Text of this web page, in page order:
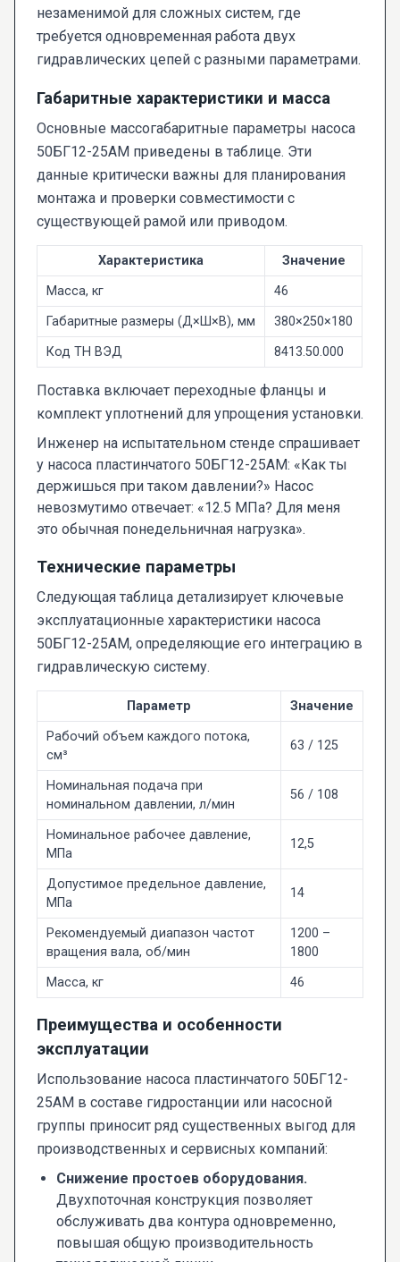
незаменимой для сложных систем, где
требуется одновременная работа двух
гидравлических цепей с разными параметрами.
Габаритные характеристики и масса
Основные массогабаритные параметры насоса
50БГ12-25АМ приведены в таблице. Эти
данные критически важны для планирования
монтажа и проверки совместимости с
существующей рамой или приводом.
Характеристика
Значение
Масса, кг
46
Габаритные размеры (Д×Ш×В), мм
380×250×180
Код ТН ВЭД
8413.50.000
Поставка включает переходные фланцы и
комплект уплотнений для упрощения установки.
Инженер на испытательном стенде спрашивает
у насоса пластинчатого 50БГ12-25АМ: «Как ты
держишься при таком давлении?» Насос
невозмутимо отвечает: «12.5 МПа? Для меня
это обычная понедельничная нагрузка».
Технические параметры
Следующая таблица детализирует ключевые
эксплуатационные характеристики насоса
50БГ12-25АМ, определяющие его интеграцию в
гидравлическую систему.
Параметр
Значение
Рабочий объем каждого потока,
см³
63 / 125
Номинальная подача при
номинальном давлении, л/мин
56 / 108
Номинальное рабочее давление,
МПа
12,5
Допустимое предельное давление,
МПа
14
Рекомендуемый диапазон частот
вращения вала, об/мин
1200 –
1800
Масса, кг
46
Преимущества и особенности
эксплуатации
Использование насоса пластинчатого 50БГ12-
25АМ в составе гидростанции или насосной
группы приносит ряд существенных выгод для
производственных и сервисных компаний:
Снижение простоев оборудования.
Двухпоточная конструкция позволяет
обслуживать два контура одновременно,
повышая общую производительность